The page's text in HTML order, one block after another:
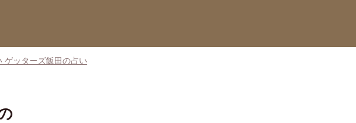
ゲッターズ飯田の占い